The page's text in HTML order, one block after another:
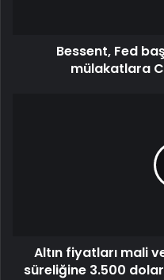
Bessent, Fed
mülakatlara
Altın fiyatları mali
süreliğine 3.500